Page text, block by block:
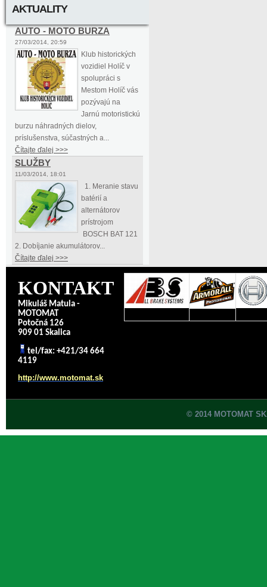
AKTUALITY
AUTO - MOTO BURZA
27/03/2014, 20:59
Klub historických
vozidiel Holíč v
spolupráci s
Mestom Holíč vás
pozývajú na
Jarnú motoristickú
burzu náhradných dielov,
príslušenstva, súčastných a...
Čítajte ďalej >>>
SLUŽBY
11/03/2014, 18:01
1. Meranie stavu
batérií a
alternátorov
prístrojom
BOSCH BAT 121
2. Dobíjanie akumulátorov...
Čítajte ďalej >>>
KONTAKT
Mikuláš Matula -
MOTOMAT
Potočná 126
909 01 Skalica
tel/fax: +421/34 664
4119
http://www.motomat.sk
© 2014